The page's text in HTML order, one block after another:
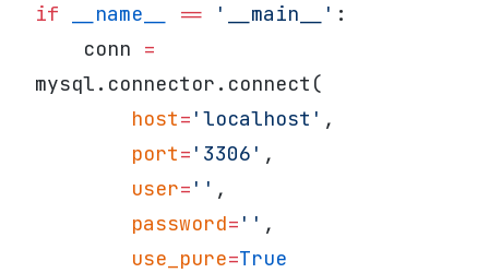
if __name__ == '__main__' :
    conn
=
mysql.connector.connect(
        host
= 'localhost' ,
        port
= '3306' ,
        user
= '' ,
        password
= '' ,
        use_pure
=True